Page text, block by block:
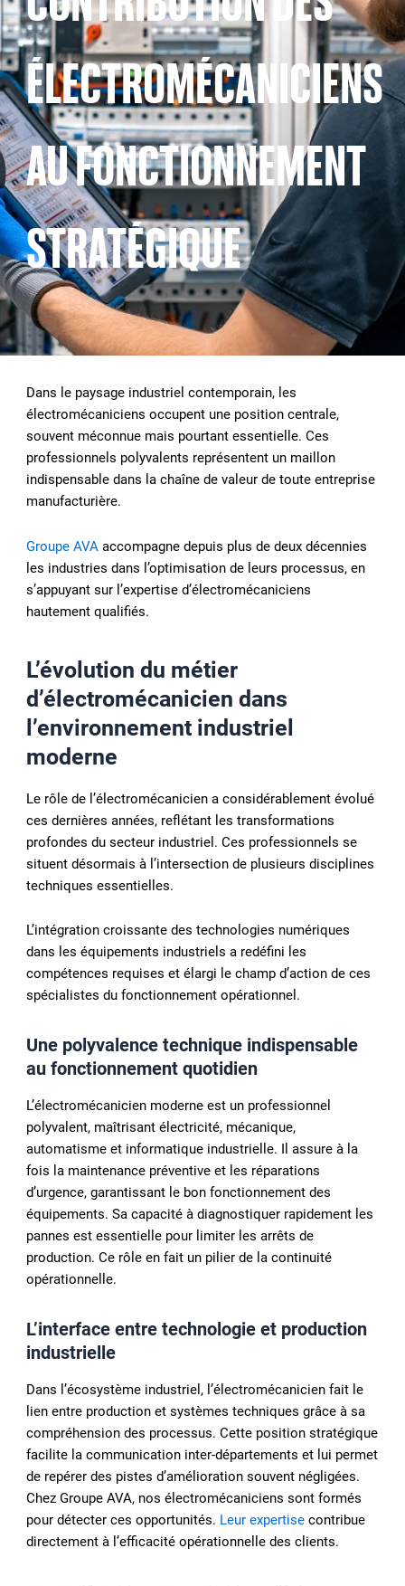
ÉLECTROMÉCANICIENS
AU FONCTIONNEMENT
STRATÉGIQUE
Dans le paysage industriel contemporain, les
électromécaniciens occupent une position centrale,
souvent méconnue mais pourtant essentielle. Ces
professionnels polyvalents représentent un maillon
indispensable dans la chaîne de valeur de toute entreprise
manufacturière.
Groupe AVA accompagne depuis plus de deux décennies
les industries dans l’optimisation de leurs processus, en
s’appuyant sur l’expertise d’électromécaniciens
hautement qualifiés.
L’évolution du métier
d’électromécanicien dans
l’environnement industriel
moderne
Le rôle de l’électromécanicien a considérablement évolué
ces dernières années, reflétant les transformations
profondes du secteur industriel. Ces professionnels se
situent désormais à l’intersection de plusieurs disciplines
techniques essentielles.
L’intégration croissante des technologies numériques
dans les équipements industriels a redéfini les
compétences requises et élargi le champ d’action de ces
spécialistes du fonctionnement opérationnel.
Une polyvalence technique indispensable
au fonctionnement quotidien
L’électromécanicien moderne est un professionnel
polyvalent, maîtrisant électricité, mécanique,
automatisme et informatique industrielle. Il assure à la
fois la maintenance préventive et les réparations
d’urgence, garantissant le bon fonctionnement des
équipements. Sa capacité à diagnostiquer rapidement les
pannes est essentielle pour limiter les arrêts de
production. Ce rôle en fait un pilier de la continuité
opérationnelle.
L’interface entre technologie et production
industrielle
Dans l’écosystème industriel, l’électromécanicien fait le
lien entre production et systèmes techniques grâce à sa
compréhension des processus. Cette position stratégique
facilite la communication inter-départements et lui permet
de repérer des pistes d’amélioration souvent négligées.
Chez Groupe AVA, nos électromécaniciens sont formés
pour détecter ces opportunités. Leur expertise contribue
directement à l’efficacité opérationnelle des clients.